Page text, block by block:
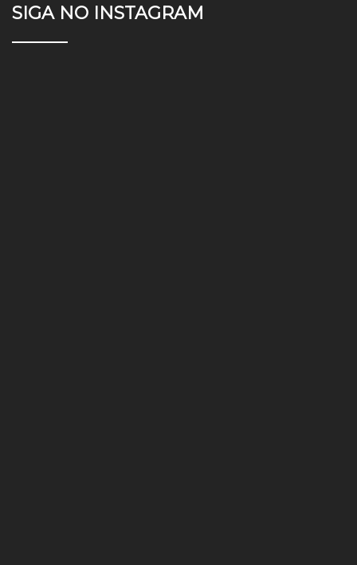
SIGA NO INSTAGRAM